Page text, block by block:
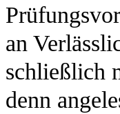
an
schließlich
denn